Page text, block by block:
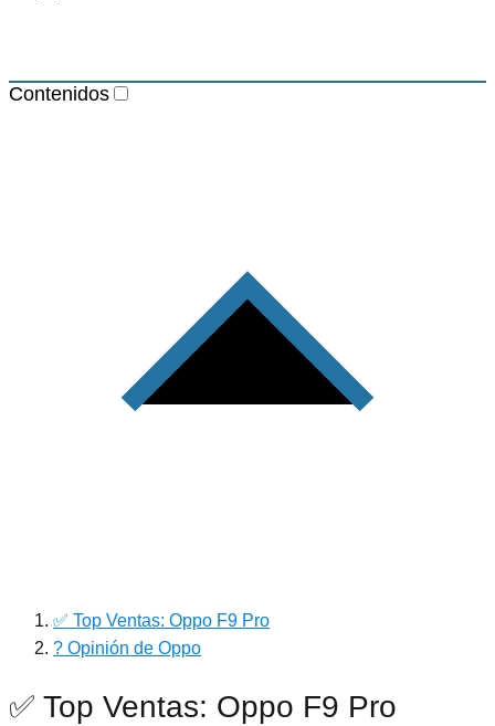
Contenidos
✅ Top Ventas: Oppo F9 Pro
? Opinión de Oppo
✅ Top Ventas: Oppo F9 Pro